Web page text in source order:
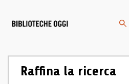
Raffina la ricerca